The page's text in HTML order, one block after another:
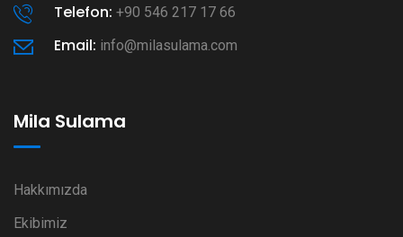
Telefon: +90 546 217 17 66
Email: info@milasulama.com
Mila Sulama
Hakkımızda
Ekibimiz